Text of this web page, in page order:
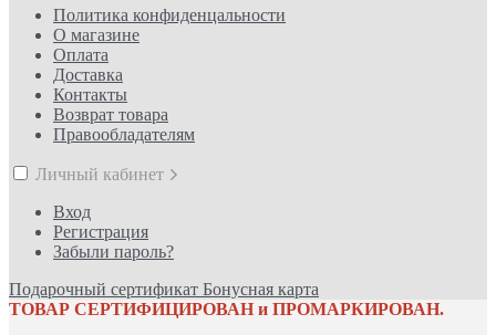
Политика конфиденцальности
О магазине
Оплата
Доставка
Контакты
Возврат товара
Правообладателям
Личный кабинет
Вход
Регистрация
Забыли пароль?
Подарочный сертификат Бонусная карта
ТОВАР СЕРТИФИЦИРОВАН и ПРОМАРКИРОВАН.